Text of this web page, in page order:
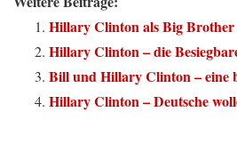
Hillary Clinton als Big Brother
Hillary Clinton – die
Bill und Hillary Clinton – eine
Hillary Clinton – Deutsche